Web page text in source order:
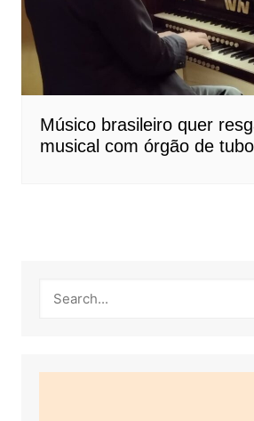
Músico brasileiro quer
musical com órgão de